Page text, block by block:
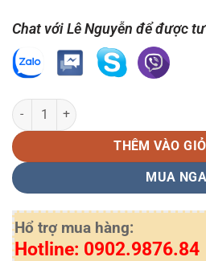
Chat với Lê Nguyễn để được
Bao lụa Hp P2035 Laisheng dùng
THÊM VÀO
MUA
Hổ trợ mua hàng:
Hotline: 0902.9876.84